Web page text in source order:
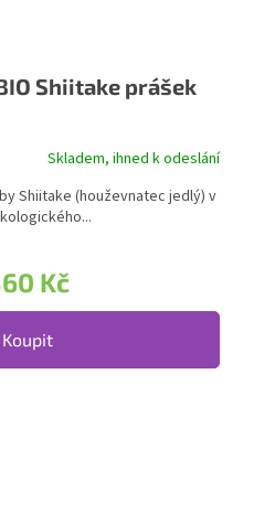
Shiitake prášek
Skladem, ihned k odeslání
Kč
Koupit
Shiitake (houževnatec jedlý) v